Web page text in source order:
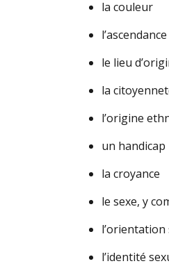
la couleur
l’ascendance
le lieu
la
l’origine
un handicap
la croyance
le sexe, y
l’orientation
l’identité